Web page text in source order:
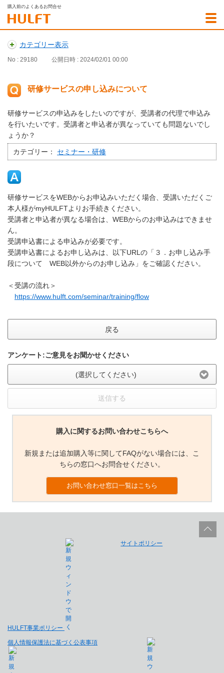
購入前のよくあるお問合せ
カテゴリー表示
No : 29180 公開日時 : 2024/02/01 00:00
研修サービスの申し込みについて
研修サービスの申込みをしたいのですが、受講者の代理で申込み
を行いたいです。受講者と申込者が異なっていても問題ないでし
ょうか？
カテゴリー： セミナー・研修
研修サービスをWEBからお申込みいただく場合、受講いただくご
本人様がmyHULFTよりお手続きください。
受講者と申込者が異なる場合は、WEBからのお申込みはできませ
ん。
受講申込書による申込みが必要です。
受講申込書によるお申し込みは、以下URLの「３．お申し込み手
段について WEB以外からのお申し込み」をご確認ください。
＜受講の流れ＞
https://www.hulft.com/seminar/training/flow
戻る
アンケート:ご意見をお聞かせください
(選択してください)
送信する
購入に関するお問い合わせこちらへ
新規または追加購入等に関してFAQがない場合には、こ
ちらの窓口へお問合せください。
お問い合わせ窓口一覧はこちら
HULFT事業ポリシー
サイトポリシー
個人情報保護法に基づく公表事項